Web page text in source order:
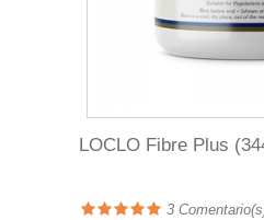
LOCLO Fibre Plus
3